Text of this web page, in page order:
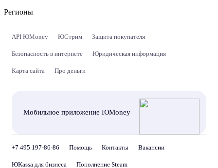
Регионы
API ЮMoney ЮСтрим Защита покупателя
Безопасность в интернете Юридическая информация
Карта сайта Про деньги
Мобильное приложение ЮMoney
+7 495 197-86-86 Помощь Контакты Вакансии
ЮKassa для бизнеса Пополнение Steam